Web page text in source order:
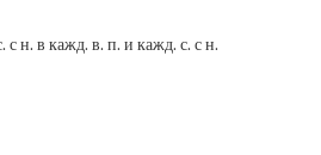
с н. в кажд. в. п. и кажд. с. с н.